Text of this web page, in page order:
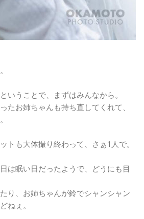
いうことで、まずはみんなから。
たお姉ちゃんも持ち直してくれて、
トも大体撮り終わって、さぁ1人で。
は眠い日だったようで、どうにも目
り、お姉ちゃんが鈴でシャンシャン
ねぇ。